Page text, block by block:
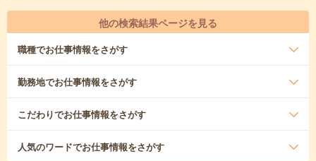
他の検索結果ページを見る
職種でお仕事情報をさがす
勤務地でお仕事情報をさがす
こだわりでお仕事情報をさがす
人気のワードでお仕事情報をさがす